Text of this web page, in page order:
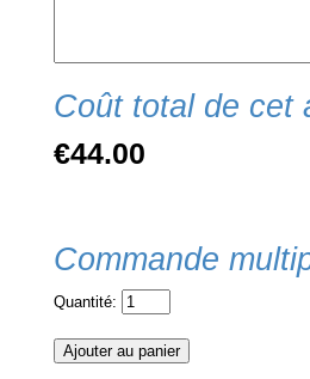
Coût total de cet
€44.00
Commande
Quantité: